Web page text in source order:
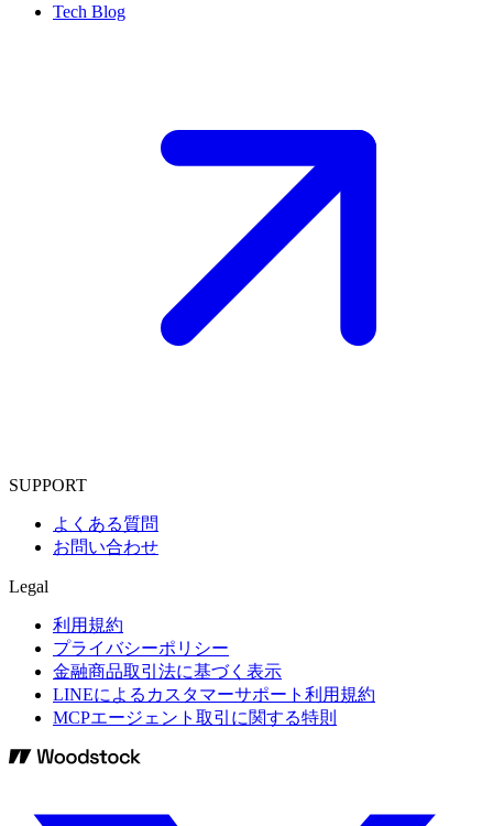
Tech Blog
SUPPORT
よくある質問
お問い合わせ
Legal
利用規約
プライバシーポリシー
金融商品取引法に基づく表示
LINEによるカスタマーサポート利用規約
MCPエージェント取引に関する特則